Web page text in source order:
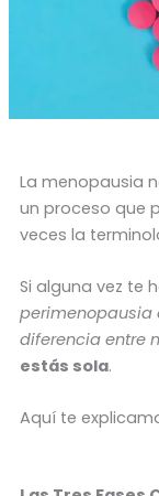
La menopausia
un proceso que
veces la
Si alguna vez te
perimenopausia
diferencia entre
estás sola.
Aquí te